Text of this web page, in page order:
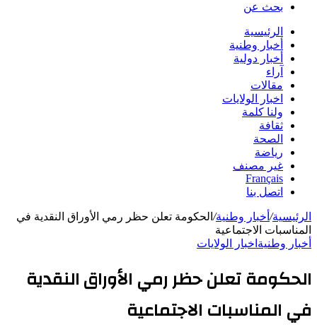
بحث عن
الرئيسية
أخبار وطنية
أخبار دولية
آراء
مقالات
اخبار الولايات
ولنا كلمة
ثقافة
الصحة
رياضة
غير مصنف
Français
اتصل بنا
الرئيسية/ أخبار وطنية/ الحكومة تعلن حظر رمي الأوراق النقدية في
المناسبات الاجتماعية
أخبار وطنية اخبار الولايات
الحكومة تعلن حظر رمي الأوراق النقدية
في المناسبات الاجتماعية